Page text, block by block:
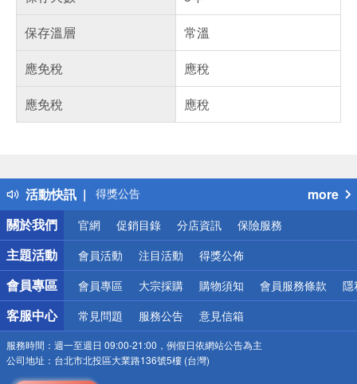
保存溫層
常溫
應免稅
應稅
應免稅
應稅
活動快訊
得獎公告
熱門話題
銀行優惠
偏遠地區配送
詐騙網頁！請小心！
more
關於我們
官網 促銷目錄 分店資訊 保險服務
主題活動 會員活動 注目活動 得獎公佈
會員專區 會員專區 大宗採購 購物須知 會員服務條款 隱
客服中心 常見問題 服務公告 意見信箱
服務時間： 週一至週日 09:00-21:00，例假日依網站公告為主
公司地址： 台北市北投區大業路136號5樓 (台灣)